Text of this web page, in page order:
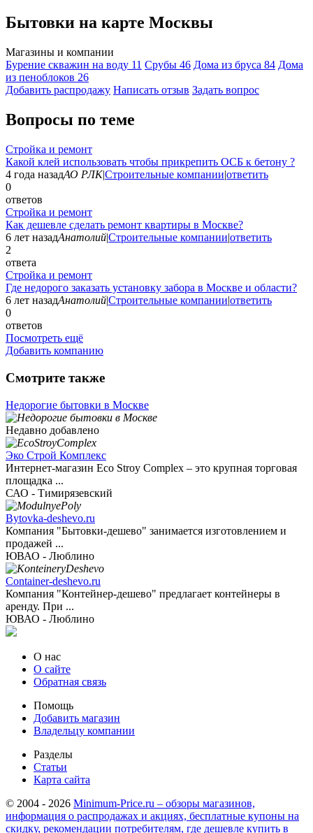
Бытовки на карте Москвы
Магазины и компании
Бурение скважин на воду 11 Срубы 46 Дома из бруса 84 Дома
из пеноблоков 26
Добавить раcпродажу Написать отзыв Задать вопрос
Вопросы по теме
Стройка и ремонт
Какой клей использовать чтобы прикрепить ОСБ к бетону ?
4 года назадАО РЛК|Строительные компании|ответить
0
ответов
Стройка и ремонт
Как дешевле сделать ремонт квартиры в Москве?
6 лет назадАнатолий|Строительные компании|ответить
2
ответа
Стройка и ремонт
Где недорого заказать установку забора в Москве и области?
6 лет назадАнатолий|Строительные компании|ответить
0
ответов
Посмотреть ещё
Добавить компанию
Смотрите также
Недорогие бытовки в Москве
Недавно добавлено
Эко Строй Комплекс
Интернет-магазин Eco Stroy Complex – это крупная торговая
площадка ...
САО - Тимирязевский
Bytovka-deshevo.ru
Компания "Бытовки-дешево" занимается изготовлением и
продажей ...
ЮВАО - Люблино
Container-deshevo.ru
Компания "Контейнер-дешево" предлагает контейнеры в
аренду. При ...
ЮВАО - Люблино
О нас
О сайте
Обратная связь
Помощь
Добавить магазин
Владельцу компании
Разделы
Статьи
Карта сайта
© 2004 - 2026 Minimum-Price.ru – обзоры магазинов,
информация о распродажах и акциях, бесплатные купоны на
скидку, рекомендации потребителям, где дешевле купить в